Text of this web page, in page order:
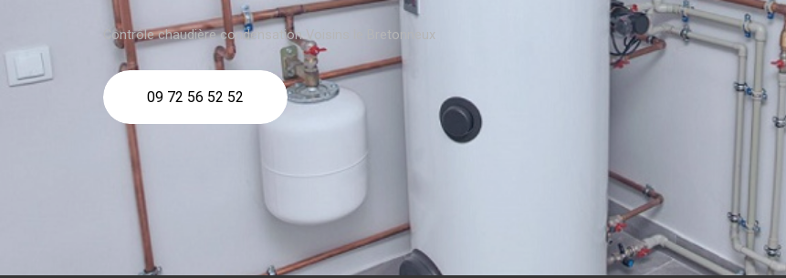
Contrôle chaudière condensation Voisins le Bretonneux
09 72 56 52 52